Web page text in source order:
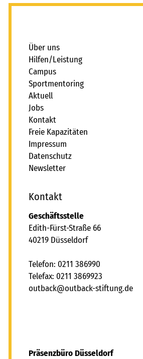
Über uns
Hilfen/Leistung
Campus
Sportmentoring
Aktuell
Jobs
Kontakt
Freie Kapazitäten
Impressum
Datenschutz
Newsletter
Kontakt
Geschäftsstelle
Edith-Fürst-Straße 66
40219 Düsseldorf
Telefon: 0211 386990
Telefax: 0211 3869923
tb ck tb ck-stft ngd
Präsenzbüro Düsseldorf